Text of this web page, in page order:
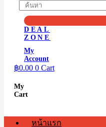
DEAL
ZONE
My
Account
฿0.00 0 Cart
My
Cart
หน้าแรก